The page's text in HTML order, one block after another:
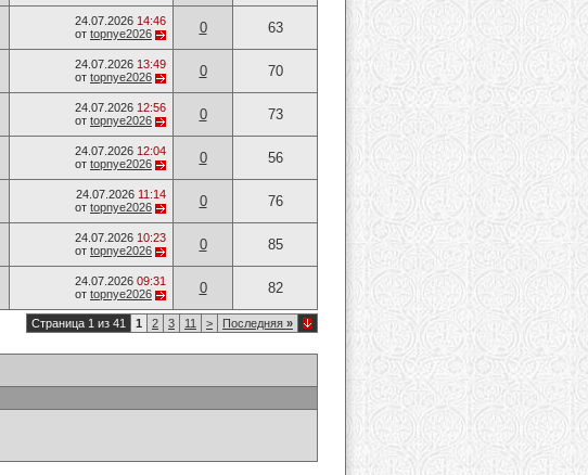
24.07.2026 14:46
от topnye2026 0 63
24.07.2026 13:49
от topnye2026 0 70
24.07.2026 12:56
от topnye2026 0 73
24.07.2026 12:04
от topnye2026 0 56
24.07.2026 11:14
от topnye2026 0 76
24.07.2026 10:23
от topnye2026 0 85
24.07.2026 09:31
от topnye2026 0 82
Страница 1 из 41 1 2 3 11 > Последняя »